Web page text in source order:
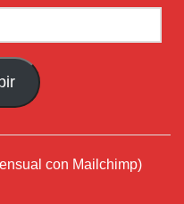
con Mailchimp)